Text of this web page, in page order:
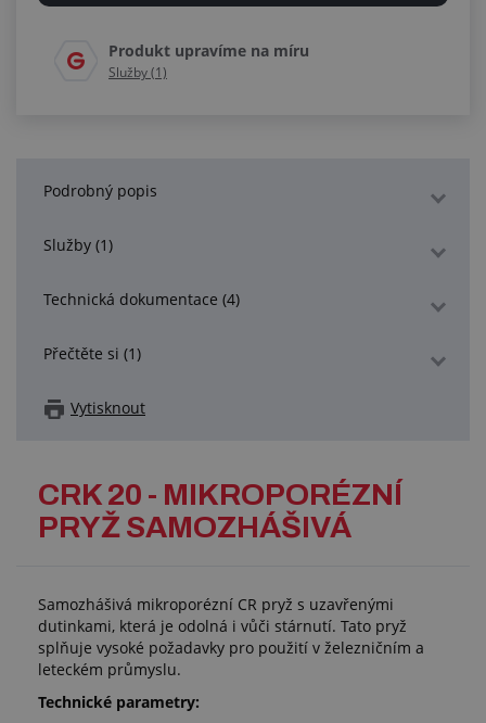
Produkt upravíme na míru
Služby (1)
Podrobný popis
Služby (1)
Technická dokumentace (4)
Přečtěte si (1)
Vytisknout
CRK 20 - MIKROPORÉZNÍ
PRYŽ SAMOZHÁŠIVÁ
Samozhášivá mikroporézní CR pryž s uzavřenými
dutinkami, která je odolná i vůči stárnutí. Tato pryž
splňuje vysoké požadavky pro použití v železničním a
leteckém průmyslu.
Technické parametry: